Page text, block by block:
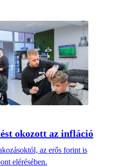
okozott az infláció
az erős forint is
elérésében.